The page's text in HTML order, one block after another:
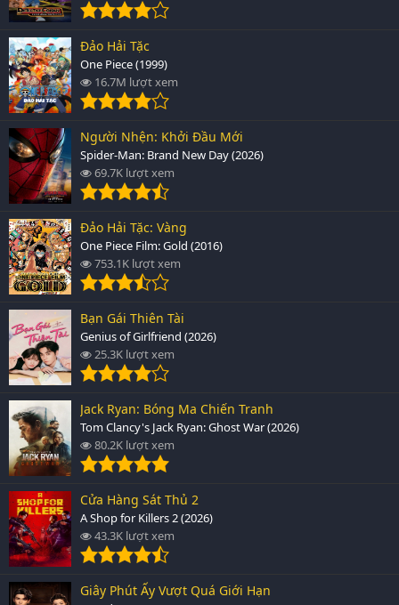
Đảo Hải Tặc
One Piece (1999)
16.7M lượt xem
Người Nhện: Khởi Đầu Mới
Spider-Man: Brand New Day (2026)
69.7K lượt xem
Đảo Hải Tặc: Vàng
One Piece Film: Gold (2016)
753.1K lượt xem
Bạn Gái Thiên Tài
Genius of Girlfriend (2026)
25.3K lượt xem
Jack Ryan: Bóng Ma Chiến Tranh
Tom Clancy's Jack Ryan: Ghost War (2026)
80.2K lượt xem
Cửa Hàng Sát Thủ 2
A Shop for Killers 2 (2026)
43.3K lượt xem
Giây Phút Ấy Vượt Quá Giới Hạn